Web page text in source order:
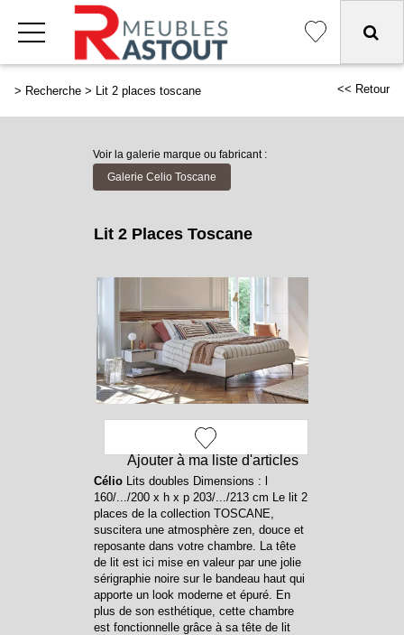
> Recherche > Lit 2 places toscane << Retour
Voir la galerie marque ou fabricant :
Galerie Celio Toscane
Ajouter à ma liste d'articles
Lit 2 Places Toscane
CélioLits doubles Dimensions : l
160/.../200 x h x p 203/.../213 cm Le lit 2
places de la collection TOSCANE,
suscitera une atmosphère zen, douce et
reposante dans votre chambre. La tête
de lit est ici mise en valeur par une jolie
sérigraphie noire sur le bandeau haut qui
apporte un look moderne et épuré. En
plus de son esthétique, cette chambre
est fonctionnelle grâce à sa tête de lit